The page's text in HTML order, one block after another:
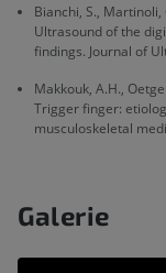
Bianchi, S., Martinoli,
Ultrasound of the
findings. Journal of
Makkouk, A.H.,
Trigger finger:
musculoskeletal
Galerie